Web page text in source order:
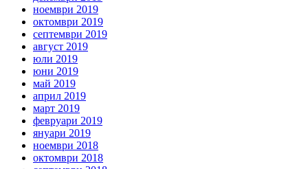
ноември 2019
октомври 2019
септември 2019
август 2019
юли 2019
юни 2019
май 2019
април 2019
март 2019
февруари 2019
януари 2019
ноември 2018
октомври 2018